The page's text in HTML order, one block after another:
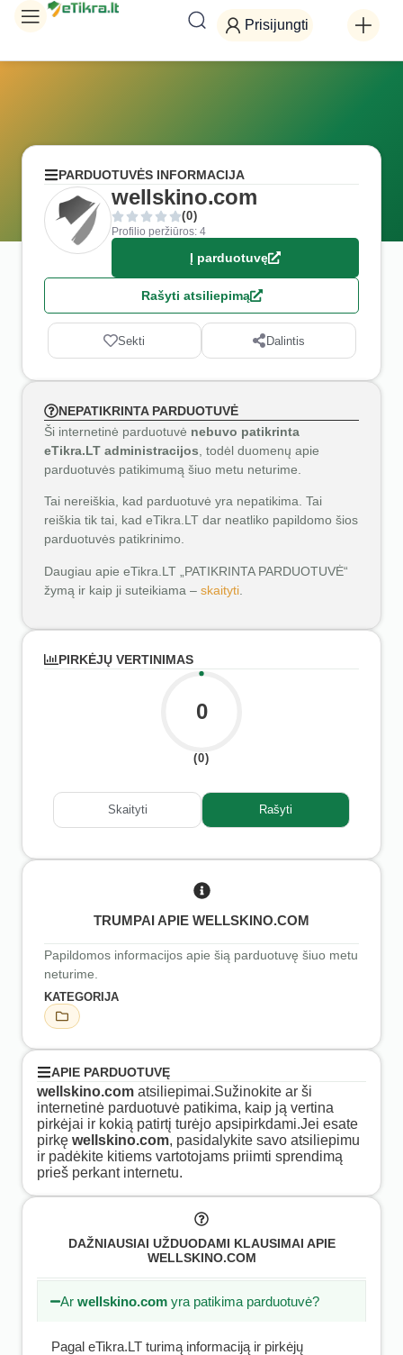
Prisijungti
PARDUOTUVĖS INFORMACIJA
wellskino.com
(0)
Profilio peržiūros: 4
Į parduotuvę
Rašyti atsiliepimą
Sekti Dalintis
NEPATIKRINTA PARDUOTUVĖ
Ši internetinė parduotuvė nebuvo patikrinta
eTikra.LT administracijos , todėl duomenų apie
parduotuvės patikimumą šiuo metu neturime.
Tai nereiškia, kad parduotuvė yra nepatikima. Tai
reiškia tik tai, kad eTikra.LT dar neatliko papildomo šios
parduotuvės patikrinimo.
Daugiau apie eTikra.LT „PATIKRINTA PARDUOTUVĖ“
žymą ir kaip ji suteikiama – skaityti
PIRKĖJŲ VERTINIMAS
0
(0)
Skaityti Rašyti
TRUMPAI APIE WELLSKINO.COM
Papildomos informacijos apie šią parduotuvę šiuo metu
neturime.
KATEGORIJA
APIE PARDUOTUVĘ
wellskino.com atsiliepimai.Sužinokite ar ši
internetinė parduotuvė patikima, kaip ją vertina
pirkėjai ir kokią patirtį turėjo apsipirkdami.Jei esate
pirkę wellskino.com, pasidalykite savo atsiliepimu
ir padėkite kitiems vartotojams priimti sprendimą
prieš perkant internetu.
DAŽNIAUSIAI UŽDUODAMI KLAUSIMAI APIE
WELLSKINO.COM
Arwellskino.com yra patikima parduotuvė?
Pagal eTikra.LT turimą informaciją ir pirkėjų